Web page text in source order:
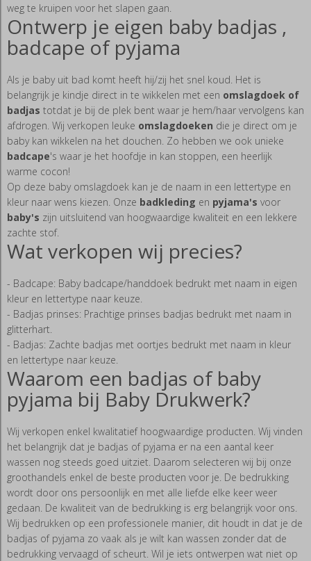
weg te kruipen voor het slapen gaan.
Ontwerp je eigen baby badjas ,
badcape of pyjama
Als je baby uit bad komt heeft hij/zij het snel koud. Het is
belangrijk je kindje direct in te wikkelen met een omslagdoek of
badjas totdat je bij de plek bent waar je hem/haar vervolgens kan
afdrogen. Wij verkopen leuke omslagdoeken die je direct om je
baby kan wikkelen na het douchen. Zo hebben we ook unieke
badcape's waar je het hoofdje in kan stoppen, een heerlijk
warme cocon!
Op deze baby omslagdoek kan je de naam in een lettertype en
kleur naar wens kiezen. Onze badkleding en pyjama's voor
baby's zijn uitsluitend van hoogwaardige kwaliteit en een lekkere
zachte stof.
Wat verkopen wij precies?
- Badcape: Baby badcape/handdoek bedrukt met naam in eigen
kleur en lettertype naar keuze.
- Badjas prinses: Prachtige prinses badjas bedrukt met naam in
glitterhart.
- Badjas: Zachte badjas met oortjes bedrukt met naam in kleur
en lettertype naar keuze.
Waarom een badjas of baby
pyjama bij Baby Drukwerk?
Wij verkopen enkel kwalitatief hoogwaardige producten. Wij vinden
het belangrijk dat je badjas of pyjama er na een aantal keer
wassen nog steeds goed uitziet. Daarom selecteren wij bij onze
groothandels enkel de beste producten voor je. De bedrukking
wordt door ons persoonlijk en met alle liefde elke keer weer
gedaan. De kwaliteit van de bedrukking is erg belangrijk voor ons.
Wij bedrukken op een professionele manier, dit houdt in dat je de
badjas of pyjama zo vaak als je wilt kan wassen zonder dat de
bedrukking vervaagd of scheurt. Wil je iets ontwerpen wat niet op